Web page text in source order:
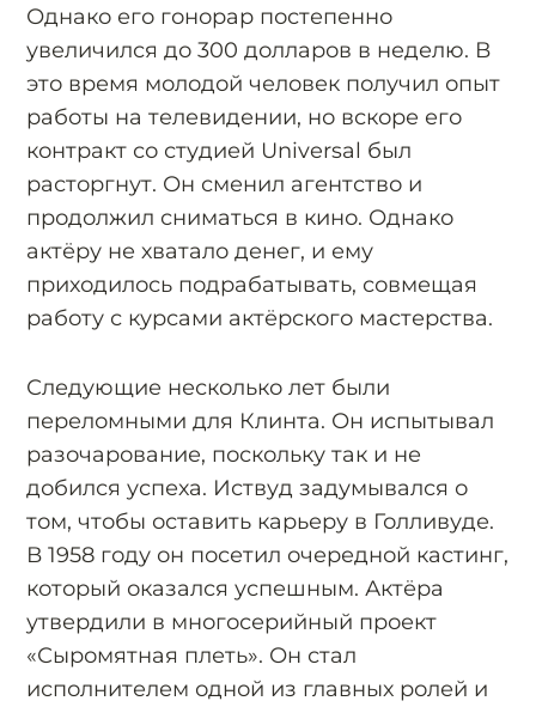
Однако его гонорар постепенно
увеличился до 300 долларов в неделю. В
это время молодой человек получил опыт
работы на телевидении, но вскоре его
контракт со студией Universal был
расторгнут. Он сменил агентство и
продолжил сниматься в кино. Однако
актёру не хватало денег, и ему
приходилось подрабатывать, совмещая
работу с курсами актёрского мастерства.
Следующие несколько лет были
переломными для Клинта. Он испытывал
разочарование, поскольку так и не
добился успеха. Иствуд задумывался о
том, чтобы оставить карьеру в Голливуде.
В 1958 году он посетил очередной кастинг,
который оказался успешным. Актёра
утвердили в многосерийный проект
«Сыромятная плеть». Он стал
исполнителем одной из главных ролей и